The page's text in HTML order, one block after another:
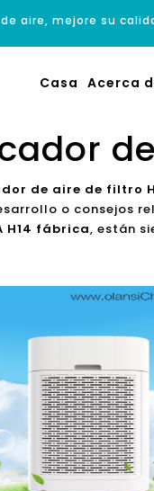
aire, mejore su
Casa Acerca
de aire de filtro
o consejos
H14 fábrica, están